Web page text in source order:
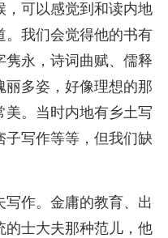
，可以感觉到和读内地
。我们会觉得他的书有
永，诗词曲赋、儒释
多姿，好像理想的那
。当时内地有乡土写
写作等等，但我们缺
作。金庸的教育、出
的士大夫那种范儿，他